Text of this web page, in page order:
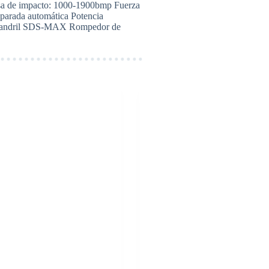
de impacto: 1000-1900bmp Fuerza
automática Potencia
SDS-MAX Rompedor de